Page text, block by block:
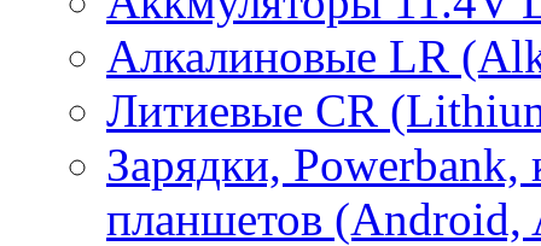
Алкалиновые LR
Литиевые CR
Зарядки, Powerbank,
планшетов (Android,